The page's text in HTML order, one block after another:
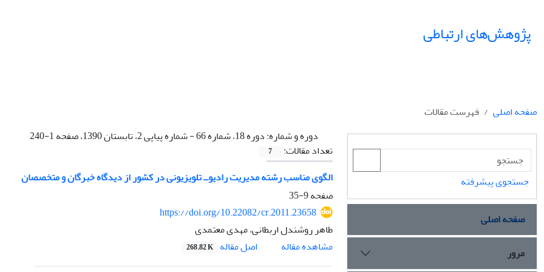
پژوهش‌های ارتباطی
صفحه اصلی
فهرست مقالات
دوره و شماره:دوره 18، شماره 66 - شماره پیاپی 2، تابستان 1390، صفحه 1-240
تعداد مقالات:
7
الگوی مناسب رشته مدیریت رادیو‌ــ تلویزیونی در کشور از دیدگاه خبرگان و متخصصان
صفحه9-35
https://doi.org/10.22082/cr.2011.23658
طاهر روشندل اربطانی، مهدی معتمدی
مشاهده مقاله
اصل مقاله 268.82 K
جستجوی پیشرفته
صفحه اصلی
مرور